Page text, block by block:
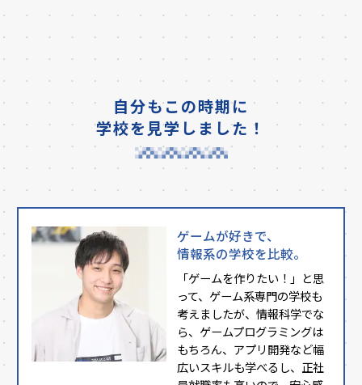
自分もこの時期に
学校を見学しました！
ゲームが好きで、
情報系の学校を比較。
「ゲームを作りたい！」と思
って、ゲーム系専門の学校も
考えましたが、情報科学でな
ら、ゲームプログラミングは
もちろん、アプリ開発など幅
広いスキルも学べるし、正社